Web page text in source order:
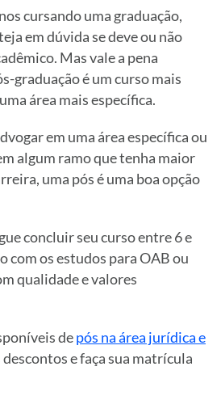
cursando uma graduação,
em dúvida se deve ou não
Mas vale a pena
graduação é um curso mais
área mais específica.
em uma área específica ou
algum ramo que tenha maior
uma pós é uma boa opção
concluir seu curso entre 6 e
com os estudos para OAB ou
qualidade e valores
depós na área jurídica e
e faça sua matrícula